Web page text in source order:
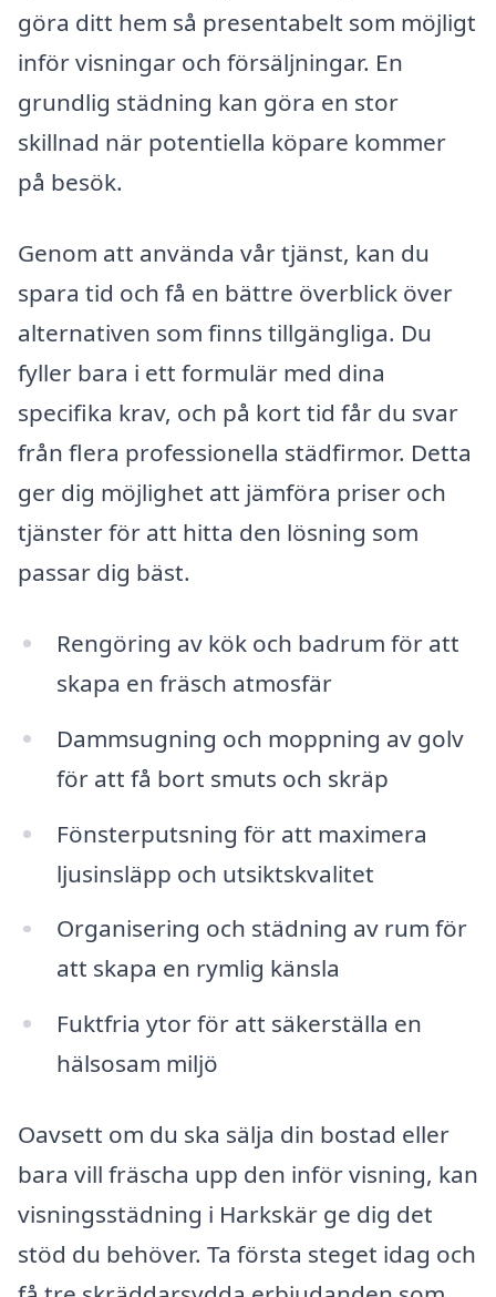
göra ditt hem så presentabelt som möjligt
inför visningar och försäljningar. En
grundlig städning kan göra en stor
skillnad när potentiella köpare kommer
på besök.
Genom att använda vår tjänst, kan du
spara tid och få en bättre överblick över
alternativen som finns tillgängliga. Du
fyller bara i ett formulär med dina
specifika krav, och på kort tid får du svar
från flera professionella städfirmor. Detta
ger dig möjlighet att jämföra priser och
tjänster för att hitta den lösning som
passar dig bäst.
Rengöring av kök och badrum för att
skapa en fräsch atmosfär
Dammsugning och moppning av golv
för att få bort smuts och skräp
Fönsterputsning för att maximera
ljusinsläpp och utsiktskvalitet
Organisering och städning av rum för
att skapa en rymlig känsla
Fuktfria ytor för att säkerställa en
hälsosam miljö
Oavsett om du ska sälja din bostad eller
bara vill fräscha upp den inför visning, kan
visningsstädning i Harkskär ge dig det
stöd du behöver. Ta första steget idag och